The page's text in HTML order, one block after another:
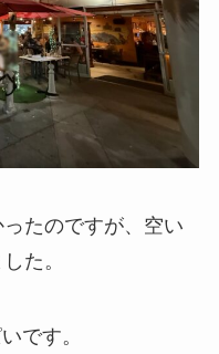
たのですが、空い
た。
です。